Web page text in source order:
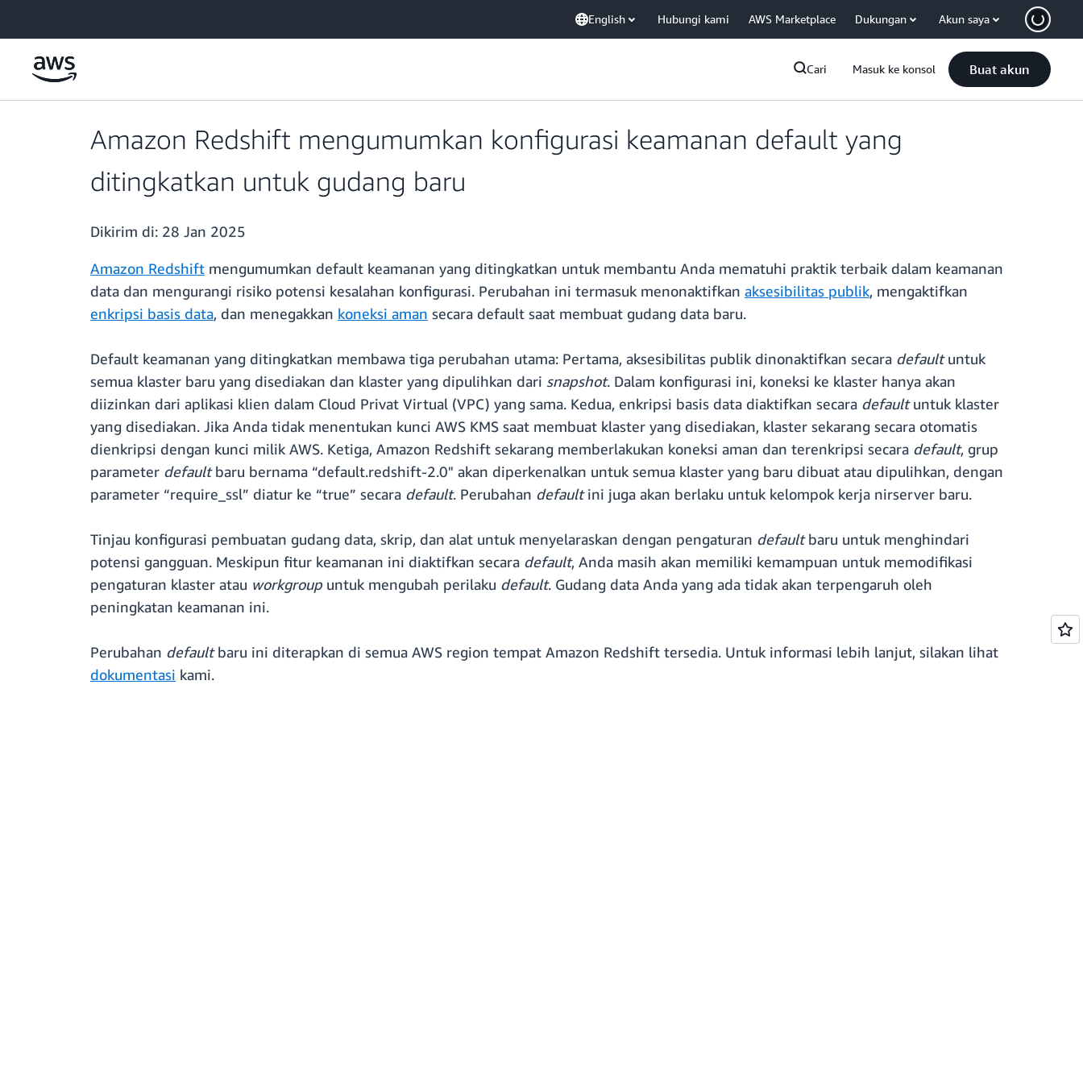
English Hubungi kami AWS Marketplace Dukungan Akun saya
Cari Masuk ke konsol Buat akun
Amazon Redshift mengumumkan konfigurasi keamanan default yang
ditingkatkan untuk gudang baru
Dikirim di: 28 Jan 2025
Amazon Redshift mengumumkan default keamanan yang ditingkatkan untuk membantu Anda mematuhi praktik terbaik dalam keamanan
data dan mengurangi risiko potensi kesalahan konfigurasi. Perubahan ini termasuk menonaktifkan aksesibilitas publik, mengaktifkan
enkripsi basis data, dan menegakkan koneksi aman secara default saat membuat gudang data baru.
Default keamanan yang ditingkatkan membawa tiga perubahan utama: Pertama, aksesibilitas publik dinonaktifkan secara defaultuntuk
semua klaster baru yang disediakan dan klaster yang dipulihkan dari snapshot. Dalam konfigurasi ini, koneksi ke klaster hanya akan
diizinkan dari aplikasi klien dalam Cloud Privat Virtual (VPC) yang sama. Kedua, enkripsi basis data diaktifkan secara defaultuntuk klaster
yang disediakan. Jika Anda tidak menentukan kunci AWS KMS saat membuat klaster yang disediakan, klaster sekarang secara otomatis
dienkripsi dengan kunci milik AWS. Ketiga, Amazon Redshift sekarang memberlakukan koneksi aman dan terenkripsi secara default, grup
parameter defaultbaru bernama “default.redshift-2.0" akan diperkenalkan untuk semua klaster yang baru dibuat atau dipulihkan, dengan
parameter “require_ssl” diatur ke “true” secara default. Perubahan defaultini juga akan berlaku untuk kelompok kerja nirserver baru.
Tinjau konfigurasi pembuatan gudang data, skrip, dan alat untuk menyelaraskan dengan pengaturan defaultbaru untuk menghindari
potensi gangguan. Meskipun fitur keamanan ini diaktifkan secara default, Anda masih akan memiliki kemampuan untuk memodifikasi
pengaturan klaster atau workgroup untuk mengubah perilaku default. Gudang data Anda yang ada tidak akan terpengaruh oleh
peningkatan keamanan ini.
Perubahan defaultbaru ini diterapkan di semua AWS region tempat Amazon Redshift tersedia. Untuk informasi lebih lanjut, silakan lihat
dokumentasi kami.